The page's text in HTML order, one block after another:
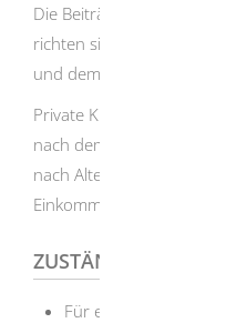
Die Beiträge zur
richten sich nach Ihre
und dem gewünschten
Private
nach dem persönlichen
nach Alter oder
Einkommen
ZUSTÄNDIGE STELLE
Für eine freiwillige